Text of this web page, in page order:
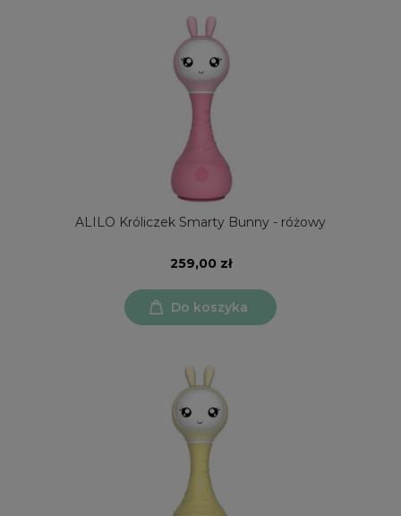
ALILO Króliczek Smarty Bunny - różowy
259,00 zł
Do koszyka